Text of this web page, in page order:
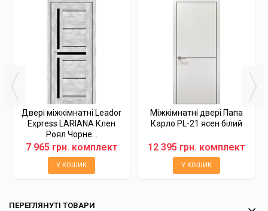
Двері міжкімнатні Leador
Express LARIANA Клен
Роял Чорне...
7 965 грн. комплект
У КОШИК
Міжкімнатні двері Папа
Карло PL-21 ясен білий
12 395 грн. комплект
У КОШИК
ПЕРЕГЛЯНУТІ ТОВАРИ